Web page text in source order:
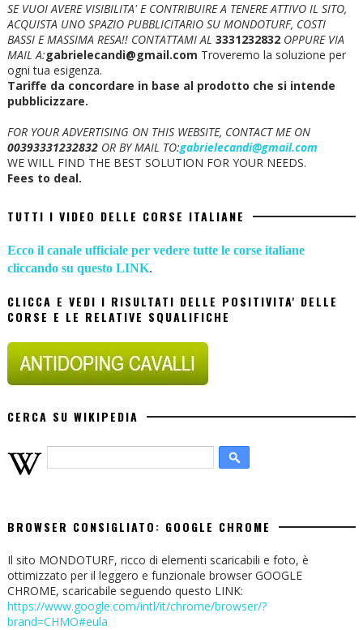
SE VUOI AVERE VISIBILITA' E CONTRIBUIRE A TENERE ATTIVO IL SITO,
ACQUISTA UNO SPAZIO PUBBLICITARIO SU MONDOTURF, COSTI
BASSI E MASSIMA RESA!! CONTATTAMI AL 3331232832 OPPURE VIA
MAIL A:gabrielecandi@gmail.com Troveremo la soluzione per
ogni tua esigenza.
Tariffe da concordare in base al prodotto che si intende
pubblicizzare.
FOR YOUR ADVERTISING ON THIS WEBSITE, CONTACT ME ON
00393331232832OR BY MAIL TO:gabrielecandi@gmail.com
WE WILL FIND THE BEST SOLUTION FOR YOUR NEEDS.
Fees to deal.
TUTTI I VIDEO DELLE CORSE ITALIANE
Ecco il canale ufficiale per vedere tutte le corse italiane
cliccando su questo LINK.
CLICCA E VEDI I RISULTATI DELLE POSITIVITA' DELLE
CORSE E LE RELATIVE SQUALIFICHE
CERCA SU WIKIPEDIA
BROWSER CONSIGLIATO: GOOGLE CHROME
Il sito MONDOTURF, ricco di elementi scaricabili e foto, è
ottimizzato per il leggero e funzionale browser GOOGLE
CHROME, scaricabile seguendo questo LINK:
https://www.google.com/intl/it/chrome/browser/?
brand=CHMO#eula